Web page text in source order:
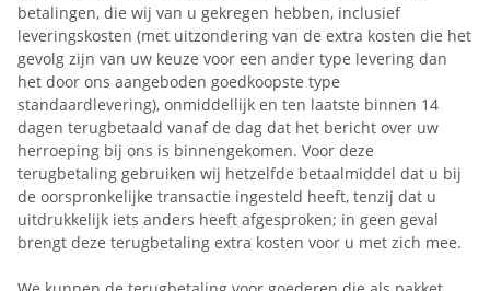
betalingen, die wij van u gekregen hebben, inclusief
leveringskosten (met uitzondering van de extra kosten die het
gevolg zijn van uw keuze voor een ander type levering dan
het door ons aangeboden goedkoopste type
standaardlevering), onmiddellijk en ten laatste binnen 14
dagen terugbetaald vanaf de dag dat het bericht over uw
herroeping bij ons is binnengekomen. Voor deze
terugbetaling gebruiken wij hetzelfde betaalmiddel dat u bij
de oorspronkelijke transactie ingesteld heeft, tenzij dat u
uitdrukkelijk iets anders heeft afgesproken; in geen geval
brengt deze terugbetaling extra kosten voor u met zich mee.